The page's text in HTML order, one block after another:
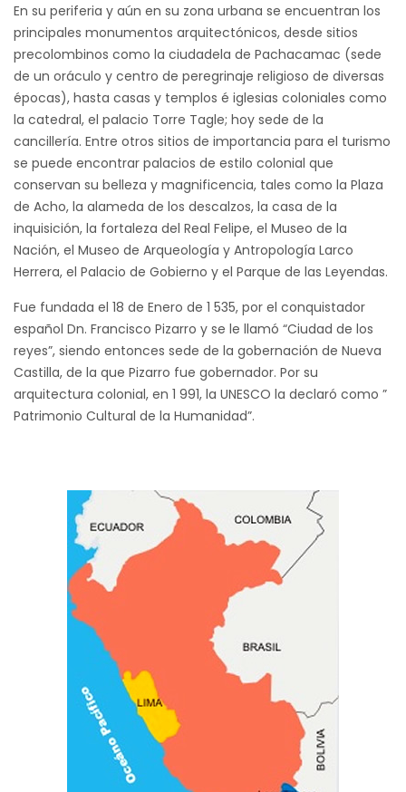
En su periferia y aún en su zona urbana se encuentran los
principales monumentos arquitectónicos, desde sitios
precolombinos como la ciudadela de Pachacamac (sede
de un oráculo y centro de peregrinaje religioso de diversas
épocas), hasta casas y templos é iglesias coloniales como
la catedral, el palacio Torre Tagle; hoy sede de la
cancillería. Entre otros sitios de importancia para el turismo
se puede encontrar palacios de estilo colonial que
conservan su belleza y magnificencia, tales como la Plaza
de Acho, la alameda de los descalzos, la casa de la
inquisición, la fortaleza del Real Felipe, el Museo de la
Nación, el Museo de Arqueología y Antropología Larco
Herrera, el Palacio de Gobierno y el Parque de las Leyendas.
Fue fundada el 18 de Enero de 1 535, por el conquistador
español Dn. Francisco Pizarro y se le llamó “Ciudad de los
reyes”, siendo entonces sede de la gobernación de Nueva
Castilla, de la que Pizarro fue gobernador. Por su
arquitectura colonial, en 1 991, la UNESCO la declaró como ”
Patrimonio Cultural de la Humanidad”.